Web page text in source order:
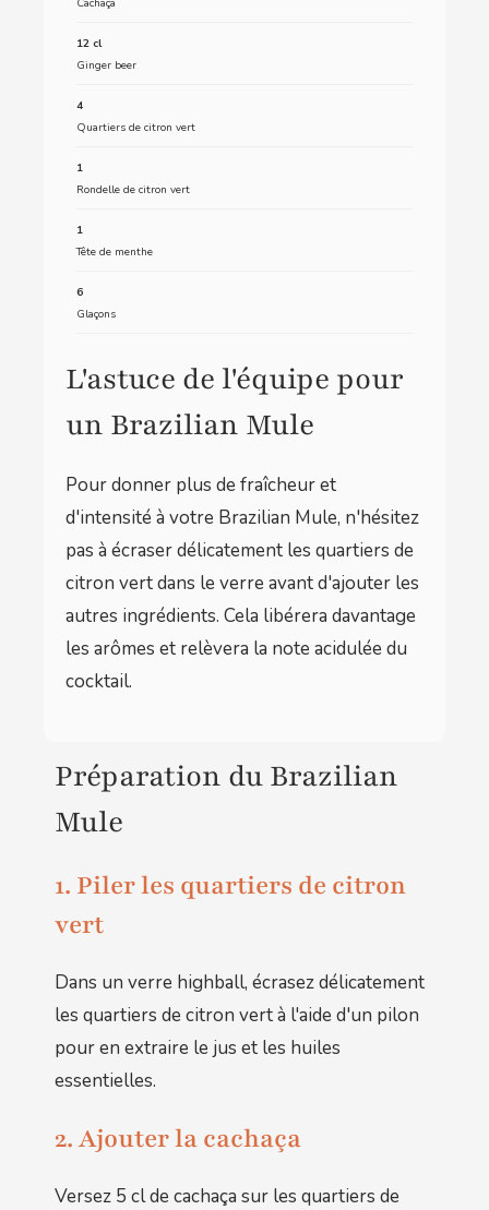
Cachaça
12 cl
Ginger beer
4
Quartiers de citron vert
1
Rondelle de citron vert
1
Tête de menthe
6
Glaçons
L'astuce de l'équipe pour
un Brazilian Mule
Pour donner plus de fraîcheur et
d'intensité à votre Brazilian Mule, n'hésitez
pas à écraser délicatement les quartiers de
citron vert dans le verre avant d'ajouter les
autres ingrédients. Cela libérera davantage
les arômes et relèvera la note acidulée du
cocktail.
Préparation du Brazilian
Mule
1. Piler les quartiers de citron
vert
Dans un verre highball, écrasez délicatement
les quartiers de citron vert à l'aide d'un pilon
pour en extraire le jus et les huiles
essentielles.
2. Ajouter la cachaça
Versez 5 cl de cachaça sur les quartiers de